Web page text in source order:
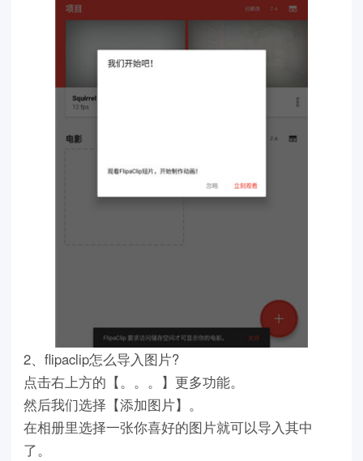
2、flipaclip怎么导入图片?
点击右上方的【。。。】更多功能。
然后我们选择【添加图片】。
在相册里选择一张你喜好的图片就可以导入其中
了。